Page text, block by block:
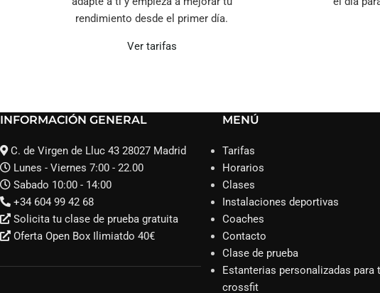
rendimiento desde el primer día.
Ver tarifas
INFORMACIÓN GENERAL
C. de Virgen de Lluc 43 28027 Madrid
Lunes - Viernes 7:00 - 22.00
Sabado 10:00 - 14:00
+34 604 99 42 68
Solicita tu clase de prueba gratuita
Oferta Open Box Ilimiatdo 40€
MENÚ
Tarifas
Horarios
Clases
Instalaciones deportivas
Coaches
Contacto
Clase de prueba
Estanterias personalizadas para
crossfit